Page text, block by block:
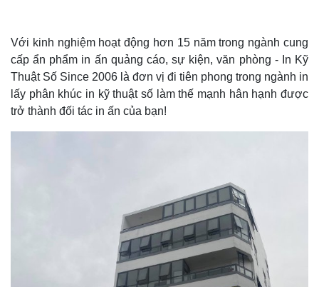
Với kinh nghiệm hoạt động hơn 15 năm trong ngành cung
cấp ẩn phẩm in ấn quảng cáo, sự kiện, văn phòng - In Kỹ
Thuật Số Since 2006 là đơn vị đi tiên phong trong ngành in
lấy phân khúc in kỹ thuật số làm thế mạnh hân hạnh được
trở thành đối tác in ấn của bạn!